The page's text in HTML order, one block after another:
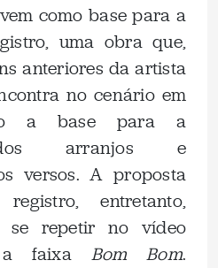
como base para a
uma obra que,
anteriores da artista
no cenário em
a base para a
dos arranjos e
versos. A proposta
entretanto,
se repetir no vídeo
a faixa Bom Bom.